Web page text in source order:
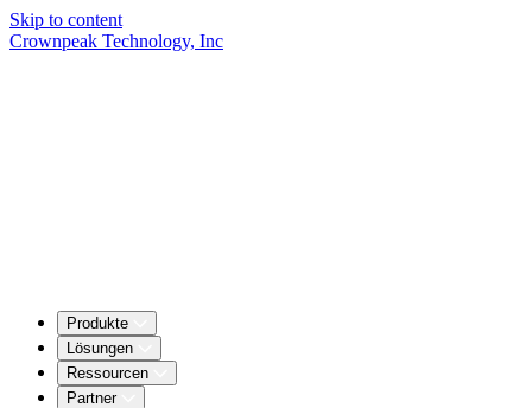
Skip to content
Crownpeak Technology, Inc
Produkte
Lösungen
Ressourcen
Partner